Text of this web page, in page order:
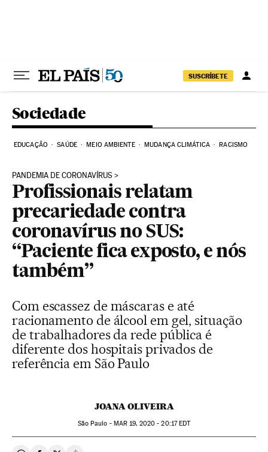
SUSCRÍBETE
Sociedade
EDUCAÇÃO SAÚDE MEIO AMBIENTE MUDANÇA CLIMÁTICA RACISMO
PANDEMIA DE CORONAVÍRUS
Profissionais relatam
precariedade contra
coronavírus no SUS:
“Paciente fica exposto, e nós
também”
Com escassez de máscaras e até
racionamento de álcool em gel, situação
de trabalhadores da rede pública é
diferente dos hospitais privados de
referência em São Paulo
JOANA OLIVEIRA
São Paulo - MAR 19, 2020 - 20:17EDT